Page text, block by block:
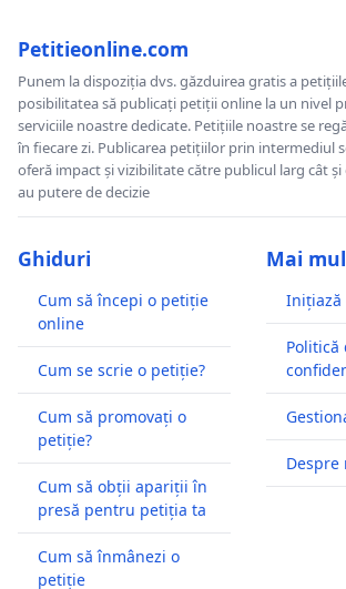
Petitieonline.com
Punem la dispoziția dvs. găzduirea gratis a
posibilitatea să publicați petiții online la un nivel
serviciile noastre dedicate. Petițiile noastre se
în fiecare zi. Publicarea petițiilor prin intermediul
oferă impact și vizibilitate către publicul larg cât și
au putere de decizie
Ghiduri
Cum să începi o petiție
online
Cum se scrie o petiție?
Cum să promovați o
petiție?
Cum să obții apariții în
presă pentru petiția ta
Cum să înmânezi o
petiție
Mai
Inițiază
Politică
Despre